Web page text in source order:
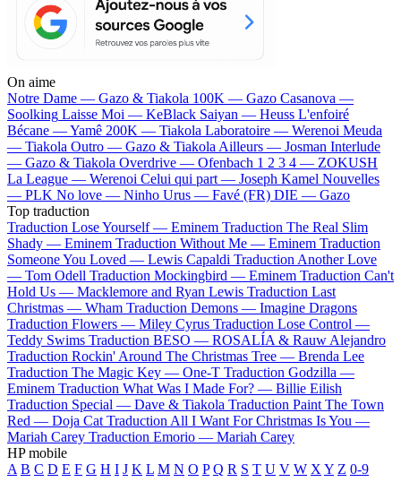
On aime
Notre Dame — Gazo & Tiakola 100K — Gazo Casanova —
Soolking Laisse Moi — KeBlack Saiyan — Heuss L'enfoiré
Bécane —Yamê 200K — Tiakola Laboratoire — Werenoi Meuda
— Tiakola Outro — Gazo & Tiakola Ailleurs — Josman Interlude
— Gazo & Tiakola Overdrive — Ofenbach 1 2 3 4 — ZOKUSH
La League — Werenoi Celui qui part — Joseph Kamel Nouvelles
— PLK No love — Ninho Urus — Favé (FR) DIE — Gazo
Top traduction
Traduction Lose Yourself — Eminem Traduction The Real Slim
Shady — Eminem Traduction Without Me — Eminem Traduction
Someone You Loved — Lewis Capaldi Traduction Another Love
— Tom Odell Traduction Mockingbird — Eminem Traduction Can't
Hold Us — Macklemore and Ryan Lewis Traduction Last
Christmas — Wham Traduction Demons — Imagine Dragons
Traduction Flowers — Miley Cyrus Traduction Lose Control —
Teddy Swims Traduction BESO — ROSALÍA & Rauw Alejandro
Traduction Rockin' Around The Christmas Tree — Brenda Lee
Traduction The Magic Key — One-T Traduction Godzilla —
Eminem Traduction What Was I Made For? — Billie Eilish
Traduction Special — Dave & Tiakola Traduction Paint The Town
Red — Doja Cat Traduction All I Want For Christmas Is You —
Mariah Carey Traduction Emorio — Mariah Carey
HP mobile
A B C D E F G H I J K L M N O P Q R S T U V W X Y Z 0-9